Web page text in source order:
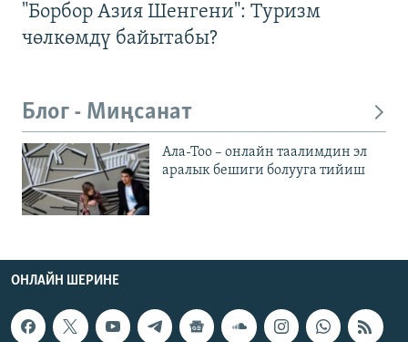
"Борбор Азия Шенгени": Туризм
чөлкөмдү байытабы?
Блог - Миңсанат
Ала-Тоо – онлайн таалимдин эл
аралык бешиги болууга тийиш
ОНЛАЙН ШЕРИНЕ